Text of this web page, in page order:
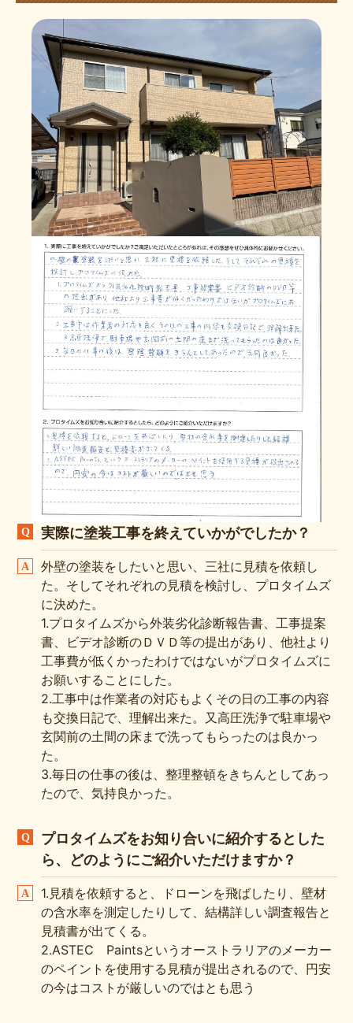
実際に塗装工事を終えていかがでしたか？
外壁の塗装をしたいと思い、三社に見積を依頼し
た。そしてそれぞれの見積を検討し、プロタイムズ
に決めた。
1.プロタイムズから外装劣化診断報告書、工事提案
書、ビデオ診断のＤＶＤ等の提出があり、他社より
工事費が低くかったわけではないがプロタイムズに
お願いすることにした。
2.工事中は作業者の対応もよくその日の工事の内容
も交換日記で、理解出来た。又高圧洗浄で駐車場や
玄関前の土間の床まで洗ってもらったのは良かっ
た。
3.毎日の仕事の後は、整理整頓をきちんとしてあっ
たので、気持良かった。
プロタイムズをお知り合いに紹介するとした
ら、どのようにご紹介いただけますか？
1.見積を依頼すると、ドローンを飛ばしたり、壁材
の含水率を測定したりして、結構詳しい調査報告と
見積書が出てくる。
2.ASTEC Paintsというオーストラリアのメーカー
のペイントを使用する見積が提出されるので、円安
の今はコストが厳しいのではとも思う